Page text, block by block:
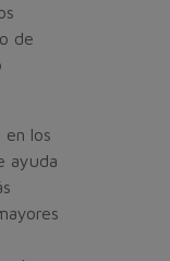
de
los
ayuda